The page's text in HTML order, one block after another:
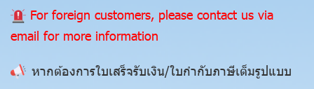
For foreign customers, please contact us via
email for more information
หากต้องการใบเสร็จรับเงิน/ใบกำกับภาษีเต็มรูปแบบ